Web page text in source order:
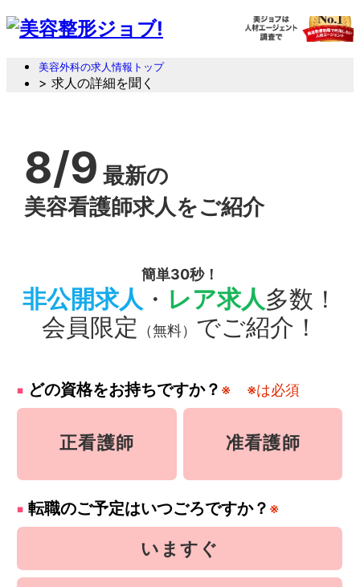
美容外科の求人情報トップ
> 求人の詳細を聞く
8/9 最新の
美容看護師求人をご紹介
簡単30秒！
非公開求人 ・ レア求人多数！
会員限定
（無料） でご紹介！
どの資格をお持ちですか？ ※ ※は必須
正看護師 准看護師
転職のご予定はいつごろですか？ ※
いますぐ